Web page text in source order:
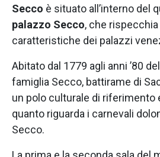
Secco è situato all’interno del
palazzo Secco, che
caratteristiche dei palazzi
Abitato dal 1779 agli anni ’80
famiglia Secco, battirame di
un polo culturale di riferimento
quanto riguarda i carnevali
Secco.